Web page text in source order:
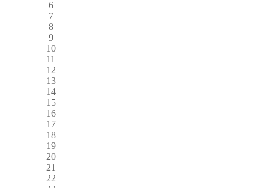
6
7
8
9
10
11
12
13
14
15
16
17
18
19
20
21
22